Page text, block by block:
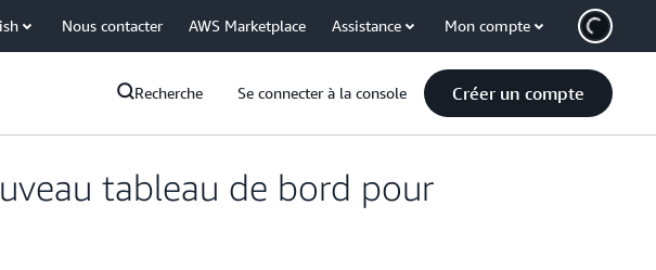
Nous contacter AWS Marketplace Assistance Mon compte
Recherche Se connecter à la console Créer un compte
tableau de bord pour